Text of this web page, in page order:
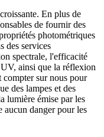
En plus de
de fournir des
photométriques
des services
spectrale, l'efficacité
ainsi que la réflexion
compter sur nous pour
des lampes et des
lumière émise par les
aucun danger pour les